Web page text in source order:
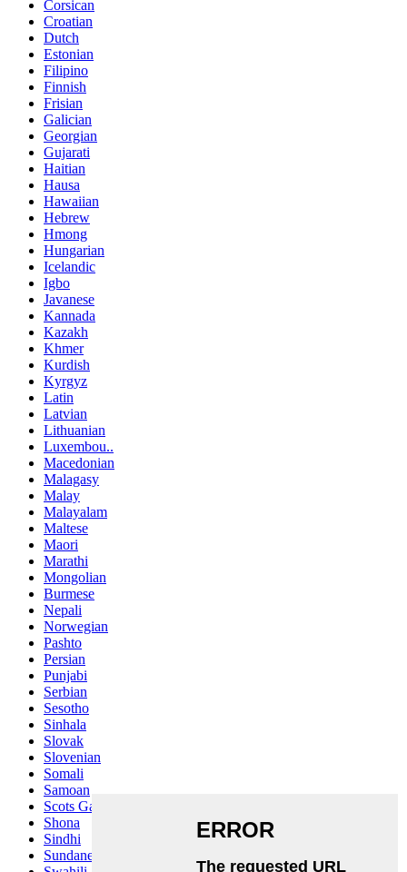
Corsican
Croatian
Dutch
Estonian
Filipino
Finnish
Frisian
Galician
Georgian
Gujarati
Haitian
Hausa
Hawaiian
Hebrew
Hmong
Hungarian
Icelandic
Igbo
Javanese
Kannada
Kazakh
Khmer
Kurdish
Kyrgyz
Latin
Latvian
Lithuanian
Luxembou..
Macedonian
Malagasy
Malay
Malayalam
Maltese
Maori
Marathi
Mongolian
Burmese
Nepali
Norwegian
Pashto
Persian
Punjabi
Serbian
Sesotho
Sinhala
Slovak
Slovenian
Somali
Samoan
Scots Gaelic
Shona
Sindhi
Sundanese